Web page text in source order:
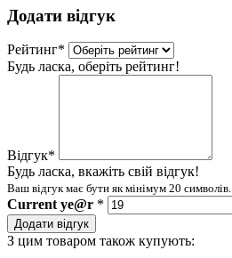
Додати відгук
Рейтинг*
Будь ласка, оберіть рейтинг!
Відгук*
Будь ласка, вкажіть свій відгук!
Ваш відгук має бути як мінімум 20 символів.
Currentye@r *
Додати відгук
З цим товаром також купують: